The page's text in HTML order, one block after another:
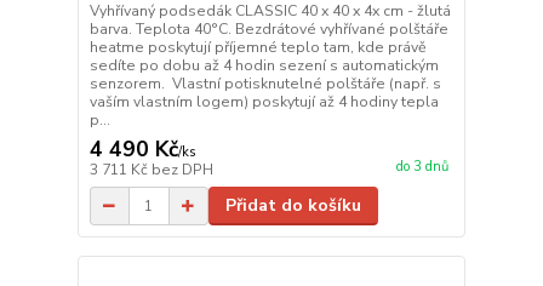
Vyhřívaný podsedák CLASSIC 40 x 40 x 4x cm - žlutá
barva. Teplota 40°C. Bezdrátové vyhřívané polštáře
heatme poskytují příjemné teplo tam, kde právě
sedíte po dobu až 4 hodin sezení s automatickým
senzorem. Vlastní potisknutelné polštáře (např. s
vaším vlastním logem) poskytují až 4 hodiny tepla
p...
4 490 Kč/ks
3 711 Kč bez DPH do 3 dnů
Přidat do košíku